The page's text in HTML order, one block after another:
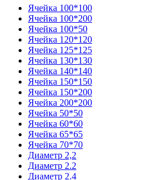
Ячейка 100*100
Ячейка 100*200
Ячейка 100*50
Ячейка 120*120
Ячейка 125*125
Ячейка 130*130
Ячейка 140*140
Ячейка 150*150
Ячейка 150*200
Ячейка 200*200
Ячейка 50*50
Ячейка 60*60
Ячейка 65*65
Ячейка 70*70
Диаметр 2,2
Диаметр 2.2
Диаметр 2.4